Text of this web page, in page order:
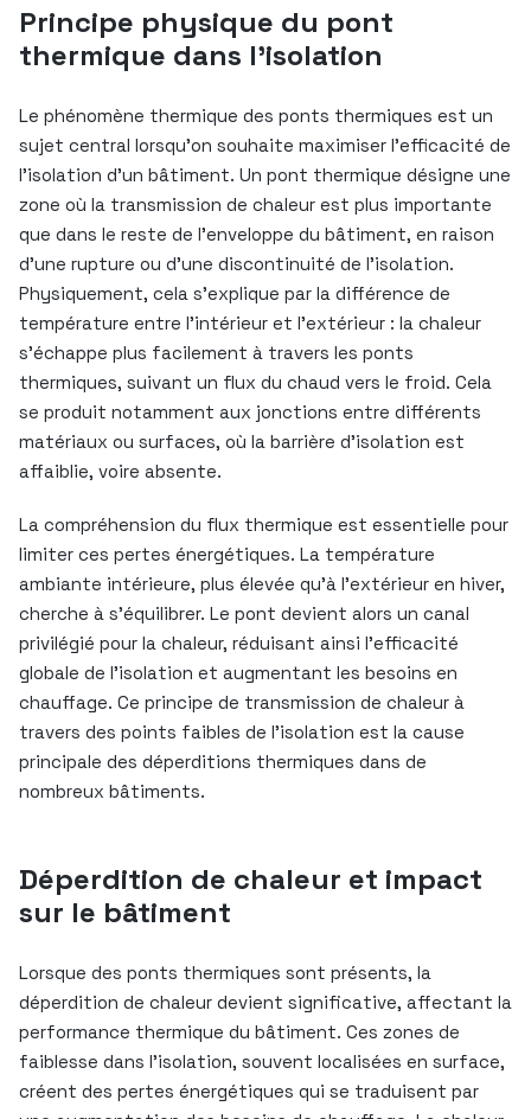
Principe physique du pont
thermique dans l’isolation
Le phénomène thermique des ponts thermiques est un
sujet central lorsqu’on souhaite maximiser l’efficacité de
l’isolation d’un bâtiment. Un pont thermique désigne une
zone où la transmission de chaleur est plus importante
que dans le reste de l’enveloppe du bâtiment, en raison
d’une rupture ou d’une discontinuité de l’isolation.
Physiquement, cela s’explique par la différence de
température entre l’intérieur et l’extérieur : la chaleur
s’échappe plus facilement à travers les ponts
thermiques, suivant un flux du chaud vers le froid. Cela
se produit notamment aux jonctions entre différents
matériaux ou surfaces, où la barrière d’isolation est
affaiblie, voire absente.
La compréhension du flux thermique est essentielle pour
limiter ces pertes énergétiques. La température
ambiante intérieure, plus élevée qu’à l’extérieur en hiver,
cherche à s’équilibrer. Le pont devient alors un canal
privilégié pour la chaleur, réduisant ainsi l’efficacité
globale de l’isolation et augmentant les besoins en
chauffage. Ce principe de transmission de chaleur à
travers des points faibles de l’isolation est la cause
principale des déperditions thermiques dans de
nombreux bâtiments.
Déperdition de chaleur et impact
sur le bâtiment
Lorsque des ponts thermiques sont présents, la
déperdition de chaleur devient significative, affectant la
performance thermique du bâtiment. Ces zones de
faiblesse dans l’isolation, souvent localisées en surface,
créent des pertes énergétiques qui se traduisent par